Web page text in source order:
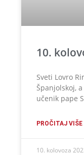
10.
Sveti Lovro
Španjolskoj,
učenik pape
PROČITAJ VIŠE
10. kolovoza